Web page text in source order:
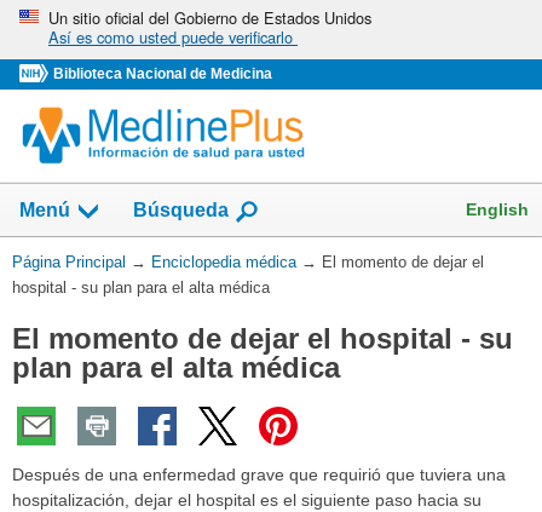
Omita
vaya
al
Contenido
Un sitio oficial del Gobierno de Estados Unidos
Así es como usted puede verificarlo
Biblioteca Nacional de Medicina
Menú Búsqueda English
Usted
está
Página Principal → Enciclopedia médica → El momento de dejar el
hospital - su plan para el alta médica
El momento de dejar el hospital - su
plan para el alta médica
Después de una enfermedad grave que requirió que tuviera una
hospitalización, dejar el hospital es el siguiente paso hacia su